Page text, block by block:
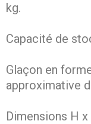
kg.
Capacité de
Glaçon en
approximative
Dimensions H